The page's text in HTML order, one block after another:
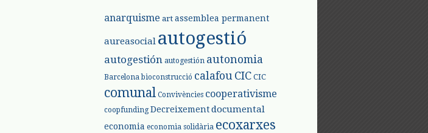
anarquisme art assemblea permanent
aureasocial autogestió
autogestión autogestión autonomia
Barcelona bioconstrucció calafou CIC CIC
comunal Convivències cooperativisme
coopfunding Decreixementdocumental
economia economia solidària ecoxarxes